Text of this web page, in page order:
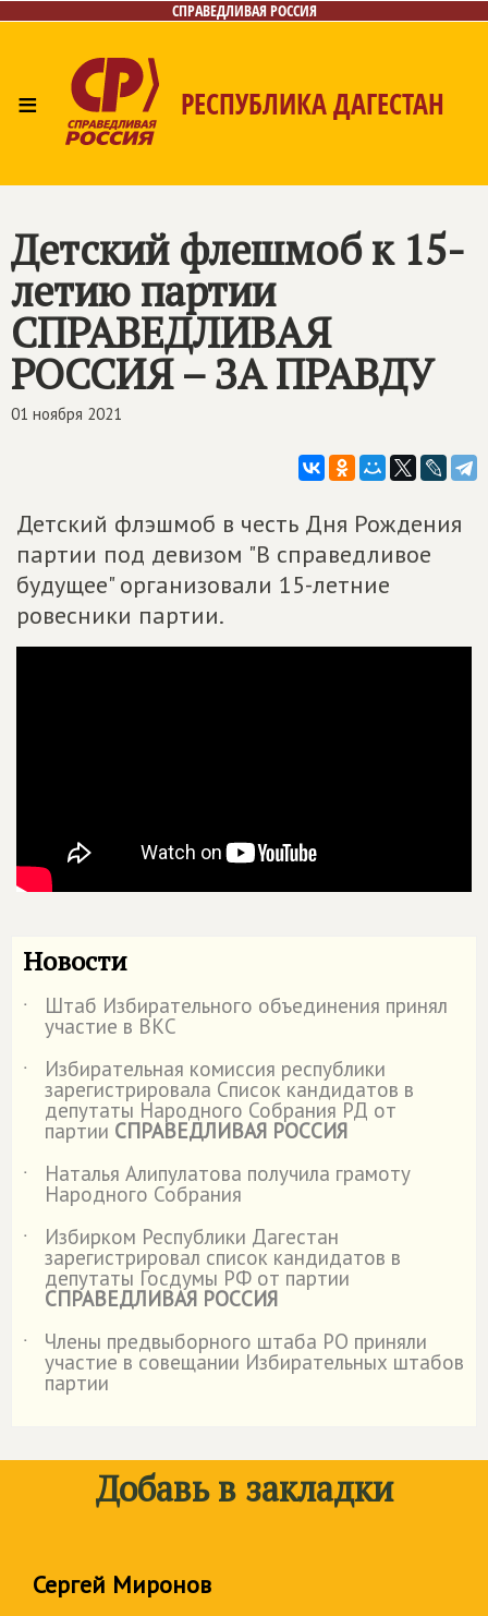
СПРАВЕДЛИВАЯ РОССИЯ
≡ РЕСПУБЛИКА ДАГЕСТАН
Детский флешмоб к 15-
летию партии
СПРАВЕДЛИВАЯ
РОССИЯ – ЗА ПРАВДУ
01 ноября 2021
Детский флэшмоб в честь Дня Рождения
партии под девизом "В справедливое
будущее" организовали 15-летние
ровесники партии.
Новости
˙ Штаб Избирательного объединения принял
участие в ВКС
˙
Избирательная комиссия республики
зарегистрировала Список кандидатов в
депутаты Народного Собрания РД от
партии СПРАВЕДЛИВАЯ РОССИЯ
˙
Наталья Алипулатова получила грамоту
Народного Собрания
˙
Избирком Республики Дагестан
зарегистрировал список кандидатов в
депутаты Госдумы РФ от партии
СПРАВЕДЛИВАЯ РОССИЯ
˙
Члены предвыборного штаба РО приняли
участие в совещании Избирательных штабов
партии
Добавь в закладки
Сергей Миронов